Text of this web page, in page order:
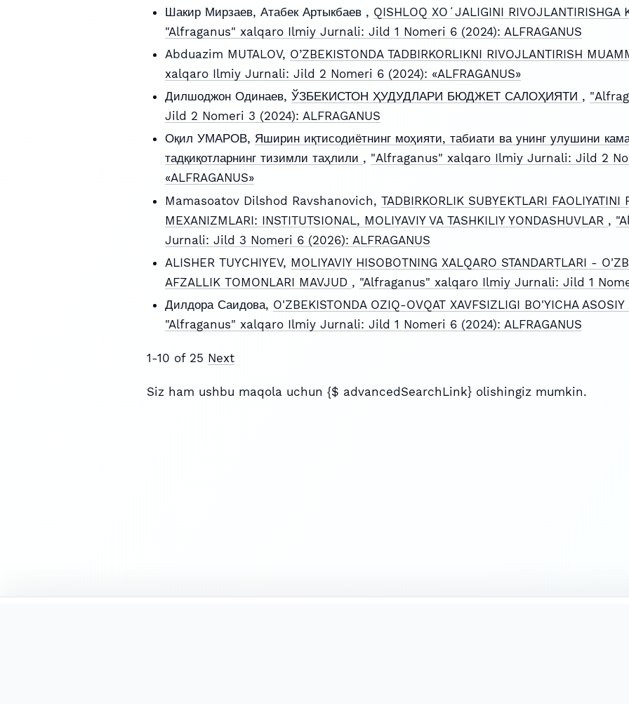
Шакир Мирзаев, Атабек Артыкбаев , QISHLOQ XOʻJALIGINI RIVOJLANTIRISHGA
"Alfraganus" xalqaro Ilmiy Jurnali: Jild 1 Nomeri 6 (2024): ALFRAGANUS
Abduazim MUTALOV, O’ZBEKISTONDA TADBIRKORLIKNI RIVOJLANTIRISH
xalqaro Ilmiy Jurnali: Jild 2 Nomeri 6 (2024): «ALFRAGANUS»
Дилшоджон Одинаев, ЎЗБЕКИСТОН ҲУДУДЛАРИ БЮДЖЕТ САЛОҲИЯТИ ,
Jild 2 Nomeri 3 (2024): ALFRAGANUS
Оқил УМАРОВ, Яширин иқтисодиётнинг моҳияти, табиати ва унинг улушини
тадқиқотларнинг тизимли таҳлили , "Alfraganus" xalqaro Ilmiy Jurnali: Jild 2
«ALFRAGANUS»
Mamasoatov Dilshod Ravshanovich, TADBIRKORLIK SUBYEKTLARI FAOLIYATINI
MEXANIZMLARI: INSTITUTSIONAL, MOLIYAVIY VA TASHKILIY YONDASHUVLAR ,
Jurnali: Jild 3 Nomeri 6 (2026): ALFRAGANUS
ALISHER TUYCHIYEV, MOLIYAVIY HISOBOTNING XALQARO STANDARTLARI -
AFZALLIK TOMONLARI MAVJUD , "Alfraganus" xalqaro Ilmiy Jurnali: Jild 1
Дилдора Саидова, O'ZBEKISTONDA OZIQ-OVQAT XAVFSIZLIGI BO'YICHA
"Alfraganus" xalqaro Ilmiy Jurnali: Jild 1 Nomeri 6 (2024): ALFRAGANUS
1-10 of 25 Next
Siz ham ushbu maqola uchun {$ advancedSearchLink} olishingiz mumkin.